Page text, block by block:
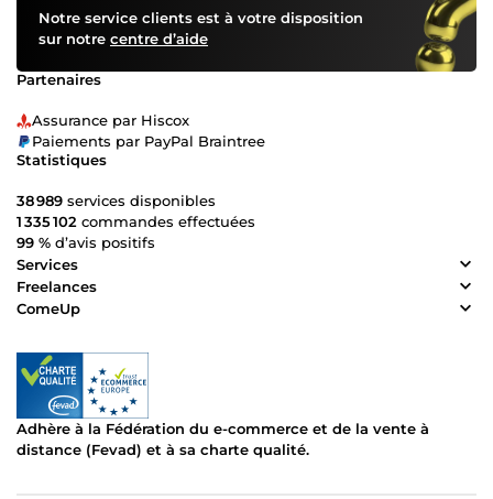
Notre service clients est à votre disposition
sur notre centre d’aide
Partenaires
Assurance par Hiscox
Paiements par PayPal Braintree
Statistiques
38 989 services disponibles
1 335 102 commandes effectuées
99 % d’avis positifs
Services
Freelances
ComeUp
Adhère à la Fédération du e-commerce et de la vente à
distance (Fevad) et à sa charte qualité.